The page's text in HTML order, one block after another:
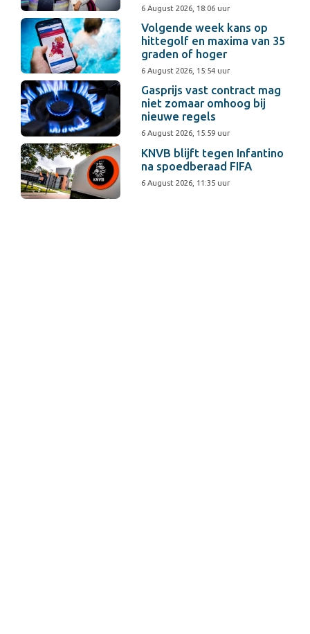
6 August 2026, 18:06 uur
Volgende week kans op
hittegolf en maxima van 35
graden of hoger
6 August 2026, 15:54 uur
Gasprijs vast contract mag
niet zomaar omhoog bij
nieuwe regels
6 August 2026, 15:59 uur
KNVB blijft tegen Infantino
na spoedberaad FIFA
6 August 2026, 11:35 uur